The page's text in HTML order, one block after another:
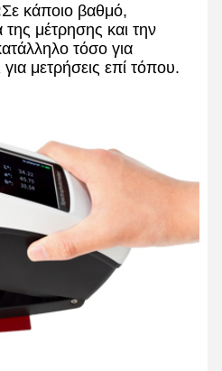
Σε κάποιο βαθμό,
της μέτρησης και την
τόσο για
μετρήσεις επί τόπου.